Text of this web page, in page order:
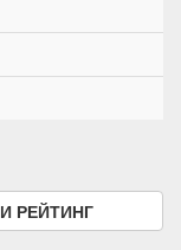
РЕЙТИНГ